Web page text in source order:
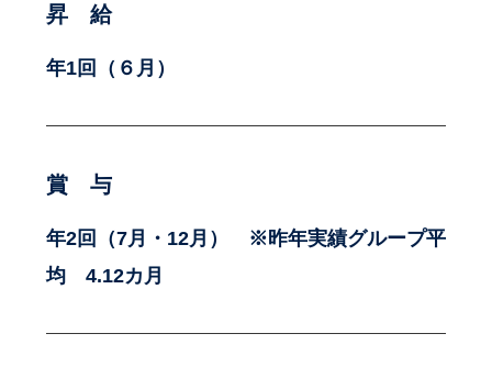
昇 給
年1回（６月）
賞 与
年2回（7月・12月） ※昨年実績グループ平
均 4.12カ月